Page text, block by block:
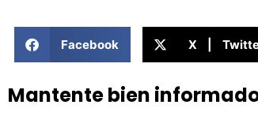
Facebook X |
Mantente bien